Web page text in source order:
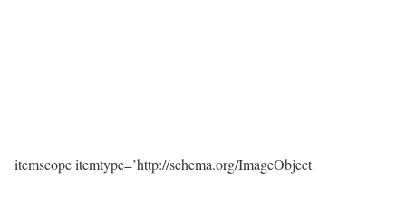
itemscope itemtype=’http://schema.org/ImageObject